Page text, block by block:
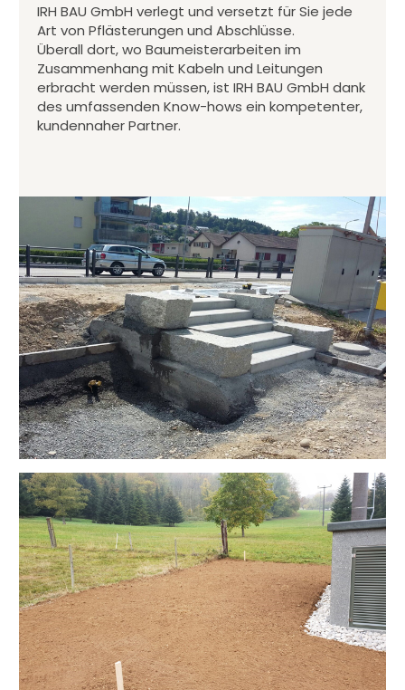
IRH BAU GmbH verlegt und versetzt für Sie jede
Art von Pflästerungen und Abschlüsse.
Überall dort, wo Baumeisterarbeiten im
Zusammenhang mit Kabeln und Leitungen
erbracht werden müssen, ist IRH BAU GmbH dank
des umfassenden Know-hows ein kompetenter,
kundennaher Partner.